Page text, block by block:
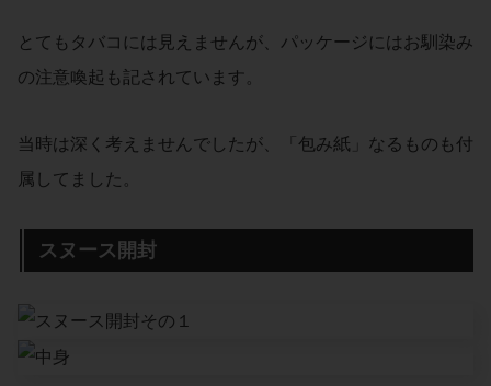
とてもタバコには見えませんが、パッケージにはお馴染み
の注意喚起も記されています。
当時は深く考えませんでしたが、「包み紙」なるものも付
属してました。
スヌース開封